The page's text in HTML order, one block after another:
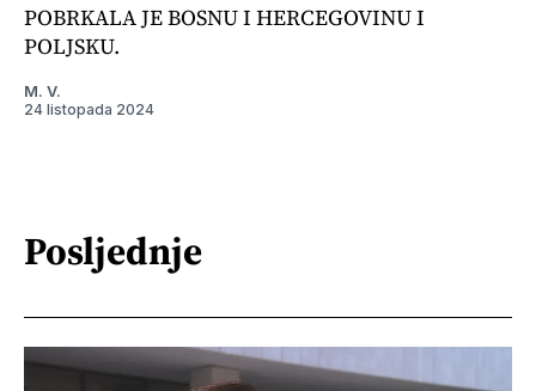
POBRKALA JE BOSNU I HERCEGOVINU I
POLJSKU.
M. V.
24 listopada 2024
Posljednje